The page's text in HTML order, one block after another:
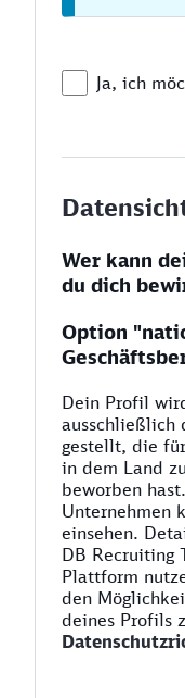
Ja, ich
Wer kann
du dich
Option
Dein Profil
ausschließlich
gestellt, die
in dem Land
beworben
Unternehmen
einsehen.
DB Recruiting
Plattform
den
deines Profils